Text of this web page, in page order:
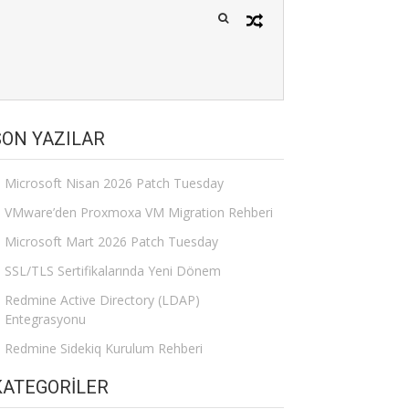
YAZILAR
Microsoft Nisan 2026 Patch Tuesday
VMware’den Proxmoxa VM Migration Rehberi
Microsoft Mart 2026 Patch Tuesday
SSL/TLS Sertifikalarında Yeni Dönem
Redmine Active Directory (LDAP)
Entegrasyonu
Redmine Sidekiq Kurulum Rehberi